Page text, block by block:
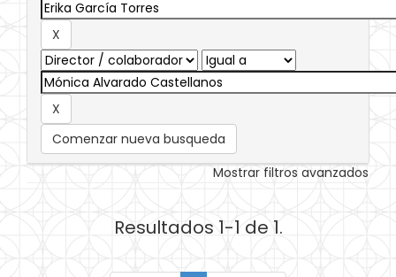
Comenzar nueva busqueda
Mostrar filtros avanzados
Resultados 1-1 de 1.